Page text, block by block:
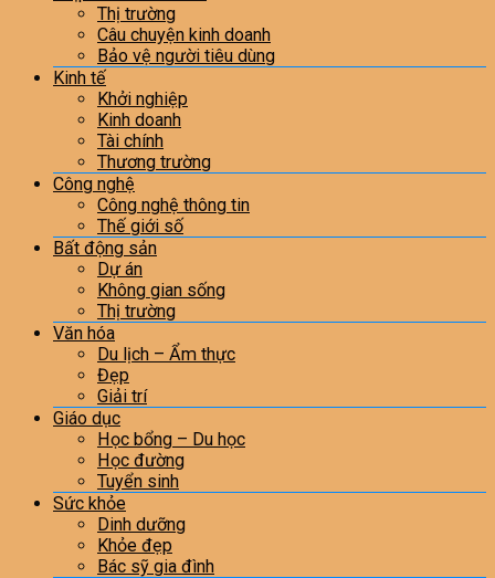
Thị trường
Câu chuyện kinh doanh
Bảo vệ người tiêu dùng
Kinh tế
Khởi nghiệp
Kinh doanh
Tài chính
Thương trường
Công nghệ
Công nghệ thông tin
Thế giới số
Bất động sản
Dự án
Không gian sống
Thị trường
Văn hóa
Du lịch – Ẩm thực
Đẹp
Giải trí
Giáo dục
Học bổng – Du học
Học đường
Tuyển sinh
Sức khỏe
Dinh dưỡng
Khỏe đẹp
Bác sỹ gia đình